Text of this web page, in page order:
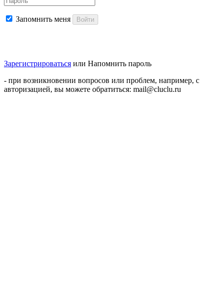
Запомнить меня Войти
Зарегистрироваться или Напомнить пароль
- при возникновении вопросов или проблем, например, с
авторизацией, вы можете обратиться: mail@cluclu.ru